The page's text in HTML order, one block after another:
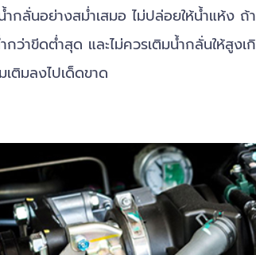
ลั่นอย่างสม่ำเสมอ ไม่ปล่อยให้น้ำแห้ง ถ้
ว่าขีดต่ำสุด และไม่ควรเติมน้ำกลั่นให้สูง
ติมลงไปเด็ดขาด